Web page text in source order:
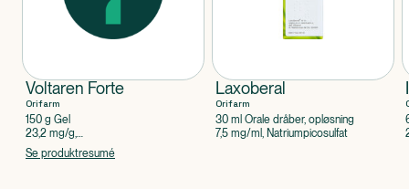
Voltaren Forte
Orifarm
150 g Gel
23,2 mg/g,
Diclofenacdiethylammonium
Se produktresumé
Laxoberal
Orifarm
30 ml Orale dråber, opløsning
7,5 mg/ml, Natriumpicosulfat